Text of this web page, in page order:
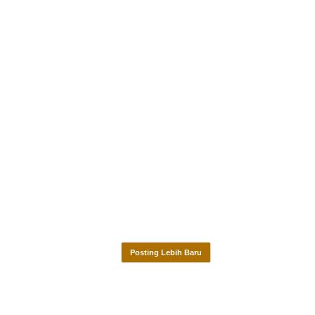
Posting Lebih Baru